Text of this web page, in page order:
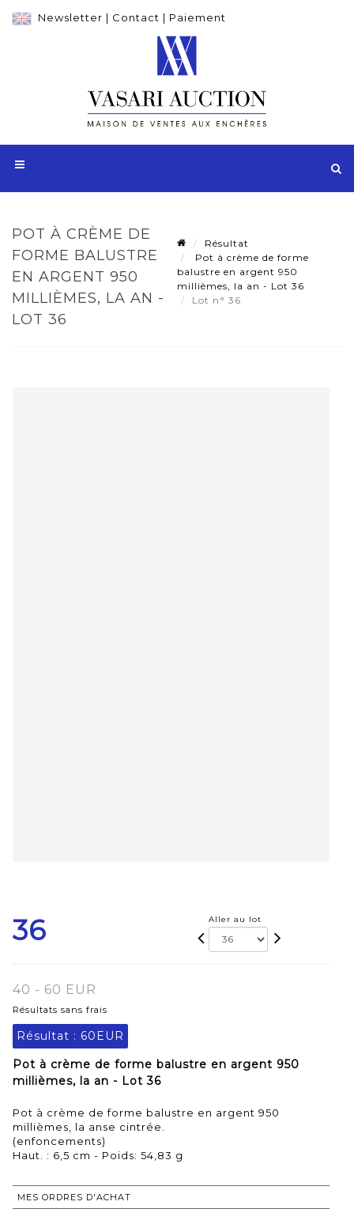
Newsletter | Contact | Paiement
POT À CRÈME DE
FORME BALUSTRE
EN ARGENT 950
MILLIÈMES, LA AN -
LOT 36
Résultat
Pot à crème de forme
balustre en argent 950
millièmes, la an - Lot 36
Lot n° 36
36 Aller au lot
40 - 60 EUR
Résultats sans frais
Résultat : 60EUR
Pot à crème de forme balustre en argent 950
millièmes, la an - Lot 36
Pot à crème de forme balustre en argent 950
millièmes, la anse cintrée.
(enfoncements)
Haut. : 6,5 cm - Poids: 54,83 g
MES ORDRES D'ACHAT